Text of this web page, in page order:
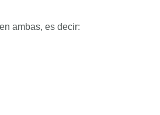
ambas, es decir: